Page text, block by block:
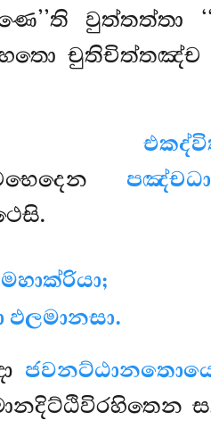
වුත්තත්තා
චුතිචිත්තඤ්ච